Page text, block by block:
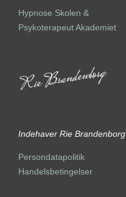
Hypnose Skolen &
Psykoterapeut Akademiet
Indehaver Rie Brandenborg
Persondatapolitik
Handelsbetingelser